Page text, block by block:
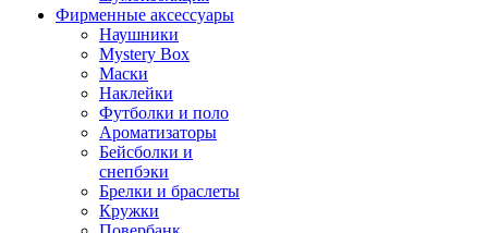
Фирменные аксессуары
Наушники
Mystery Box
Маски
Наклейки
Футболки и поло
Ароматизаторы
Бейсболки и
снепбэки
Брелки и браслеты
Кружки